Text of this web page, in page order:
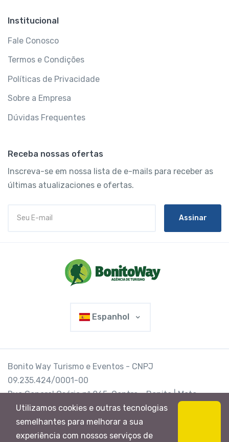
Institucional
Fale Conosco
Termos e Condições
Políticas de Privacidade
Sobre a Empresa
Dúvidas Frequentes
Receba nossas ofertas
Inscreva-se em nossa lista de e-mails para receber as
últimas atualizaciones e ofertas.
Assinar
Espanhol
Bonito Way Turismo e Eventos - CNPJ
09.235.424/0001-00
Rua General Osório nº 865, Centro - Bonito | Mato
Grosso do Sul | Brasil | CEP 79290-000
@Bonito Way
Utilizamos cookies e outras tecnologias
semelhantes para melhorar a sua
experiência com nossos serviços de